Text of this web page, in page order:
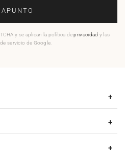
APUNTO
y se aplican la política deprivacidad y las
de servicio de Google.